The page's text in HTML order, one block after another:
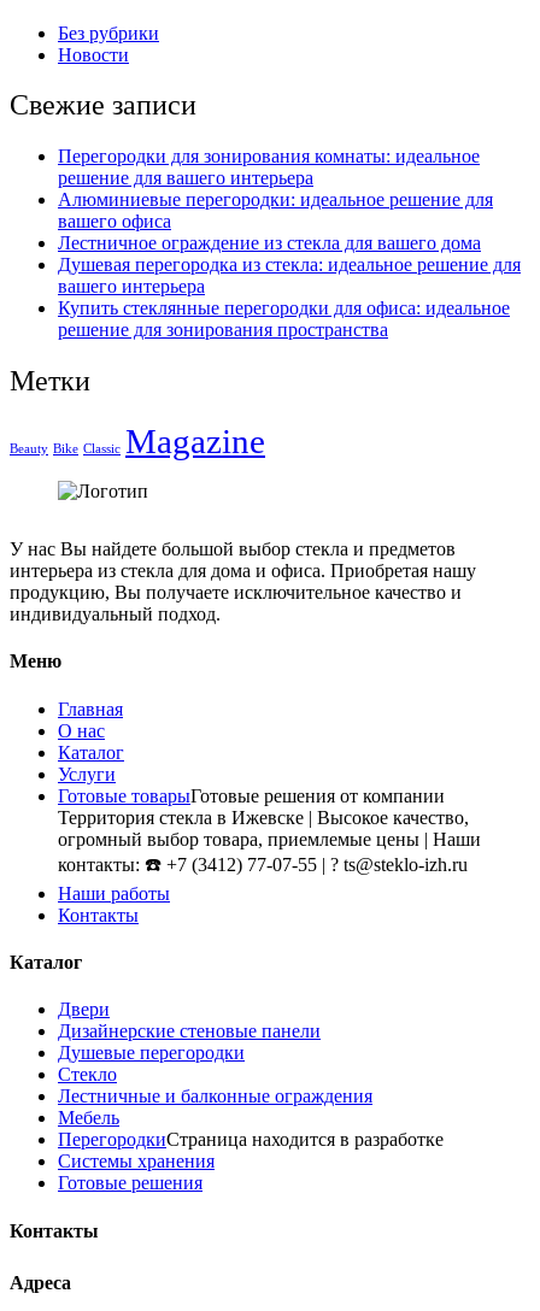
Без рубрики
Новости
Свежие записи
Перегородки для зонирования комнаты: идеальное
решение для вашего интерьера
Алюминиевые перегородки: идеальное решение для
вашего офиса
Лестничное ограждение из стекла для вашего дома
Душевая перегородка из стекла: идеальное решение для
вашего интерьера
Купить стеклянные перегородки для офиса: идеальное
решение для зонирования пространства
Метки
Beauty Bike Classic Magazine
У нас Вы найдете большой выбор стекла и предметов
интерьера из стекла для дома и офиса. Приобретая нашу
продукцию, Вы получаете исключительное качество и
индивидуальный подход.
Меню
Главная
О нас
Каталог
Услуги
Готовые товарыГотовые решения от компании
Территория стекла в Ижевске | Высокое качество,
огромный выбор товара, приемлемые цены | Наши
контакты: ☎️ +7 (3412) 77-07-55 | ? ts@steklo-izh.ru
Наши работы
Контакты
Каталог
Двери
Дизайнерские стеновые панели
Душевые перегородки
Стекло
Лестничные и балконные ограждения
Мебель
ПерегородкиСтраница находится в разработке
Системы хранения
Готовые решения
Контакты
Адреса